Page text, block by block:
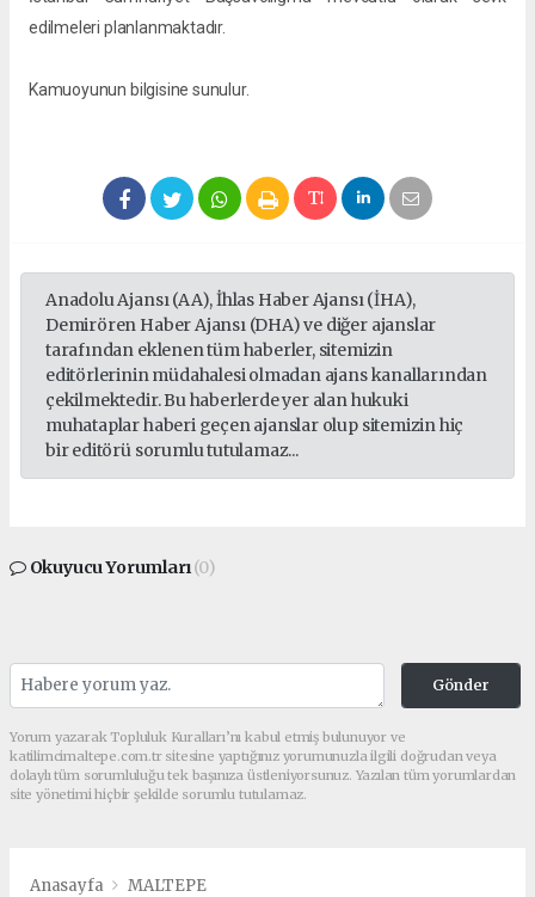
edilmeleri planlanmaktadır.
Kamuoyunun bilgisine sunulur.
Anadolu Ajansı (AA), İhlas Haber Ajansı (İHA),
Demirören Haber Ajansı (DHA) ve diğer ajanslar
tarafından eklenen tüm haberler, sitemizin
editörlerinin müdahalesi olmadan ajans kanallarından
çekilmektedir. Bu haberlerde yer alan hukuki
muhataplar haberi geçen ajanslar olup sitemizin hiç
bir editörü sorumlu tutulamaz...
Okuyucu Yorumları(0)
Gönder
Yorum yazarak Topluluk Kuralları’nı kabul etmiş bulunuyor ve
katilimcimaltepe.com.tr sitesine yaptığınız yorumunuzla ilgili doğrudan veya
dolaylı tüm sorumluluğu tek başınıza üstleniyorsunuz. Yazılan tüm yorumlardan
site yönetimi hiçbir şekilde sorumlu tutulamaz.
Anasayfa MALTEPE